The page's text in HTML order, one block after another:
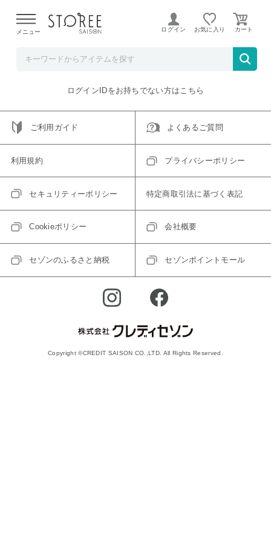
よる配送遅延が発生しております。
メニュー ログイン お気に入り
ご指定のアイテムは取り扱い終了、またはただいま取り扱い
トップへ戻る
ログインIDをお持ちでない方はこちら
ご利用ガイド よくあるご質問
利用規約 プライバシーポリシー
セキュリティーポリシー 特定商取引法に基づく表記
Cookieポリシー 会社概要
セゾンのふるさと納税 セゾンポイントモール
Copyright ©CREDIT SAISON CO.,LTD. All Rights Reserved.